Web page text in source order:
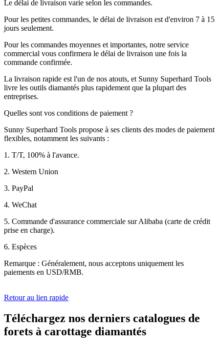
Le délai de livraison varie selon les commandes.
Pour les petites commandes, le délai de livraison est d'environ 7 à 15
jours seulement.
Pour les commandes moyennes et importantes, notre service
commercial vous confirmera le délai de livraison une fois la
commande confirmée.
La livraison rapide est l'un de nos atouts, et Sunny Superhard Tools
livre les outils diamantés plus rapidement que la plupart des
entreprises.
Quelles sont vos conditions de paiement ?
Sunny Superhard Tools propose à ses clients des modes de paiement
flexibles, notamment les suivants :
1. T/T, 100% à l'avance.
2. Western Union
3. PayPal
4. WeChat
5. Commande d'assurance commerciale sur Alibaba (carte de crédit
prise en charge).
6. Espèces
Remarque : Généralement, nous acceptons uniquement les
paiements en USD/RMB.
Retour au lien rapide
Téléchargez nos derniers catalogues de
forets à carottage diamantés